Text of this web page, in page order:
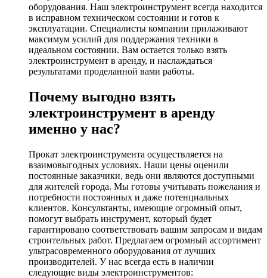
оборудования. Наш электроинструмент всегда находится
в исправном техническом состоянии и готов к
эксплуатации. Специалисты компании прилаживают
максимум усилий для поддержания техники в
идеальном состоянии. Вам остается только взять
электроинструмент в аренду, и наслаждаться
результатами проделанной вами работы.
Почему выгодно взять
электроинструмент в аренду
именно у нас?
Прокат электроинструмента осуществляется на
взаимовыгодных условиях. Наши цены оценили
постоянные заказчики, ведь они являются доступными
для жителей города. Мы готовы учитывать пожелания и
потребности постоянных и даже потенциальных
клиентов. Консультанты, имеющие огромный опыт,
помогут выбрать инструмент, который будет
гарантировано соответствовать вашим запросам и видам
строительных работ. Предлагаем огромный ассортимент
ультрасовременного оборудования от лучших
производителей. У нас всегда есть в наличии
следующие виды электроинструментов: